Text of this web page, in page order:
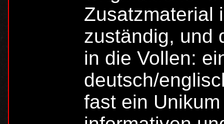
Zusatzmaterial
zuständig, und
in die Vollen:
deutsch/
fast ein